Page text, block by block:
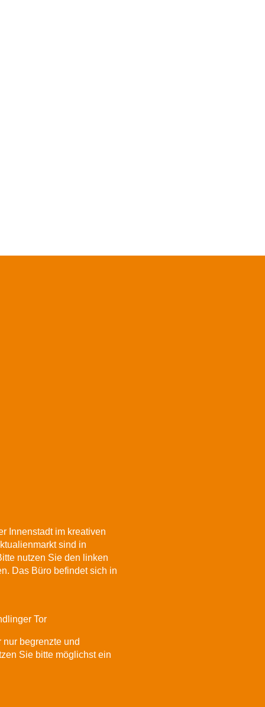
Innenstadt im kreativen
sind in
nutzen Sie den linken
Das Büro befindet sich in
Tor
nur begrenzte und
Sie bitte möglichst ein